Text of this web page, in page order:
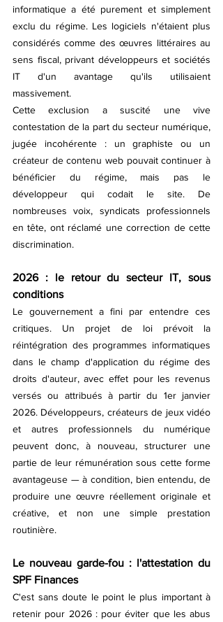
informatique a été purement et simplement
exclu du régime. Les logiciels n'étaient plus
considérés comme des œuvres littéraires au
sens fiscal, privant développeurs et sociétés
IT d'un avantage qu'ils utilisaient
massivement.
Cette exclusion a suscité une vive
contestation de la part du secteur numérique,
jugée incohérente : un graphiste ou un
créateur de contenu web pouvait continuer à
bénéficier du régime, mais pas le
développeur qui codait le site. De
nombreuses voix, syndicats professionnels
en tête, ont réclamé une correction de cette
discrimination.
2026 : le retour du secteur IT, sous
conditions
Le gouvernement a fini par entendre ces
critiques. Un projet de loi prévoit la
réintégration des programmes informatiques
dans le champ d'application du régime des
droits d'auteur, avec effet pour les revenus
versés ou attribués à partir du 1er janvier
2026. Développeurs, créateurs de jeux vidéo
et autres professionnels du numérique
peuvent donc, à nouveau, structurer une
partie de leur rémunération sous cette forme
avantageuse — à condition, bien entendu, de
produire une œuvre réellement originale et
créative, et non une simple prestation
routinière.
Le nouveau garde-fou : l'attestation du
SPF Finances
C'est sans doute le point le plus important à
retenir pour 2026 : pour éviter que les abus